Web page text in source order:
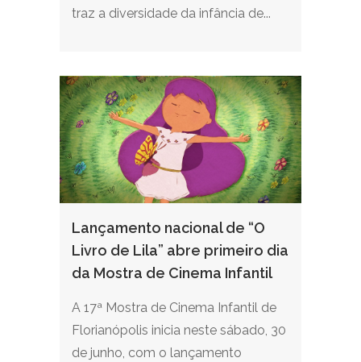
traz a diversidade da infância de...
Lançamento nacional de “O
Livro de Lila” abre primeiro dia
da Mostra de Cinema Infantil
A 17ª Mostra de Cinema Infantil de
Florianópolis inicia neste sábado, 30
de junho, com o lançamento